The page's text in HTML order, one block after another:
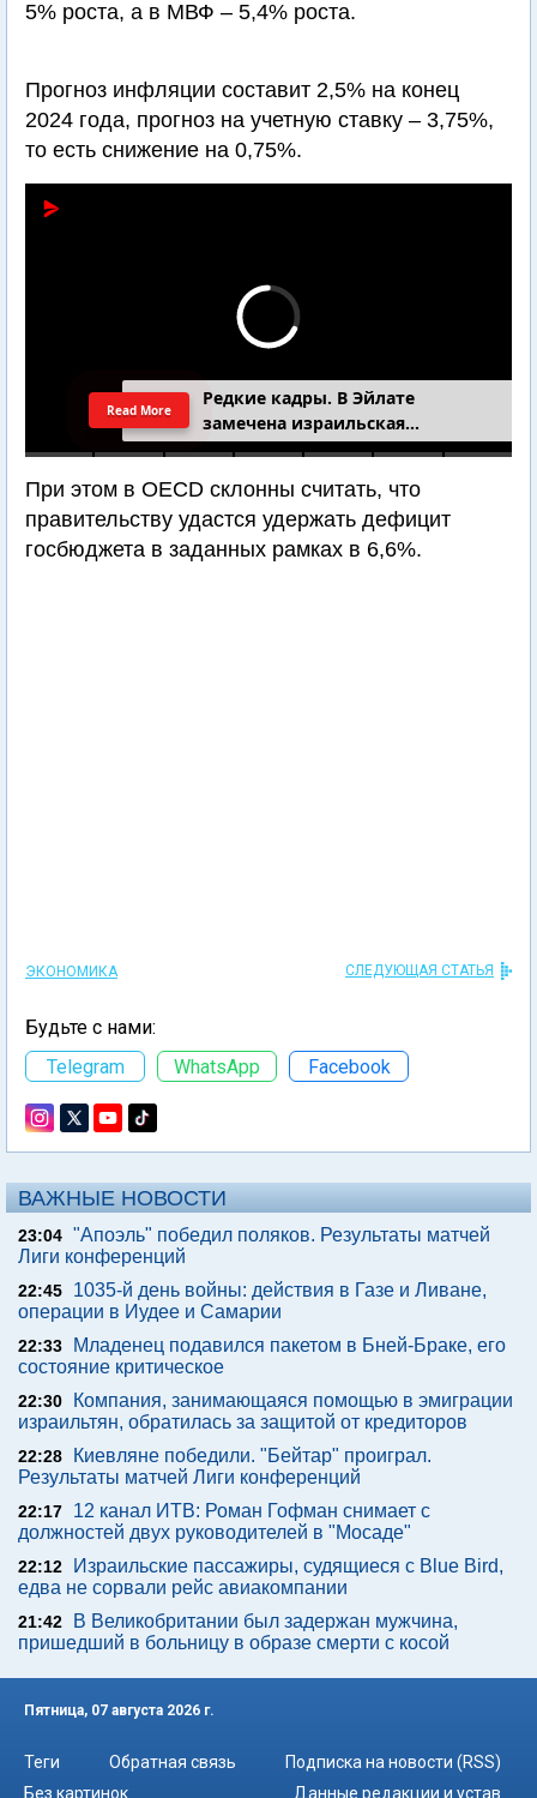
5% роста, а в МВФ – 5,4% роста.
Прогноз инфляции составит 2,5% на конец
2024 года, прогноз на учетную ставку – 3,75%,
то есть снижение на 0,75%.
Редкие кадры. В Эйлате
замечена израильская
подводная лодка
Read More
При этом в OECD склонны считать, что
правительству удастся удержать дефицит
госбюджета в заданных рамках в 6,6%.
ЭКОНОМИКА СЛЕДУЮЩАЯ СТАТЬЯ
Будьте с нами:
Telegram
WhatsApp Facebook
ВАЖНЫЕ НОВОСТИ
23:04 "Апоэль" победил поляков. Результаты матчей
Лиги конференций
22:45
1035-й день войны: действия в Газе и Ливане,
операции в Иудее и Самарии
22:33
Младенец подавился пакетом в Бней-Браке, его
состояние критическое
22:30
Компания, занимающаяся помощью в эмиграции
израильтян, обратилась за защитой от кредиторов
22:28
Киевляне победили. "Бейтар" проиграл.
Результаты матчей Лиги конференций
22:17
12 канал ИТВ: Роман Гофман снимает с
должностей двух руководителей в "Мосаде"
22:12
Израильские пассажиры, судящиеся с Blue Bird,
едва не сорвали рейс авиакомпании
21:42
В Великобритании был задержан мужчина,
пришедший в больницу в образе смерти с косой
Пятница, 07 августа 2026 г.
Теги Обратная связь
Подписка на новости (RSS)
Без картинок
Данные редакции и устав